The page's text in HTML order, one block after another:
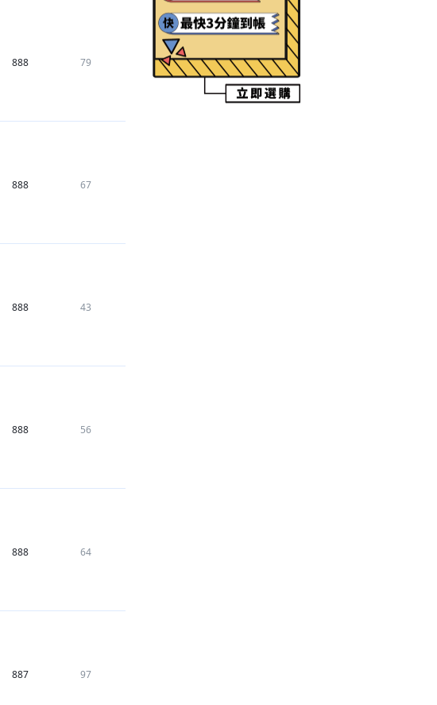
888 79
888 67
888 43
888 56
888 64
887 97
【Pokemon GO 】帳號1,702元
【逆水寒手遊 】代儲5,750元
【HIT 2】遊戲幣1,000元
【Kingshot】代儲1,770元
代儲1,705元